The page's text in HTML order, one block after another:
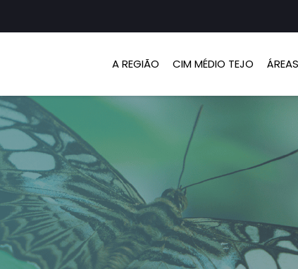
A REGIÃO CIM MÉDIO TEJO